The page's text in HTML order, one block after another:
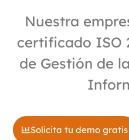
Nuestra
certificado ISO
de Gestión de
Solicita tu demo gratis